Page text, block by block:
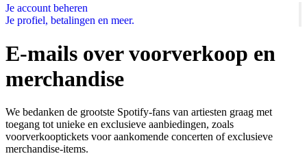
Je account beheren
Je profiel, betalingen en meer.
E-mails over voorverkoop en
merchandise
We bedanken de grootste Spotify-fans van artiesten graag met
toegang tot unieke en exclusieve aanbiedingen, zoals
voorverkooptickets voor aankomende concerten of exclusieve
merchandise-items.